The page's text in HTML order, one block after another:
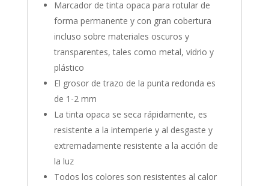
Marcador de tinta opaca para rotular de
forma permanente y con gran cobertura
incluso sobre materiales oscuros y
transparentes, tales como metal, vidrio y
plástico
El grosor de trazo de la punta redonda es
de 1-2 mm
La tinta opaca se seca rápidamente, es
resistente a la intemperie y al desgaste y
extremadamente resistente a la acción de
la luz
Todos los colores son resistentes al calor